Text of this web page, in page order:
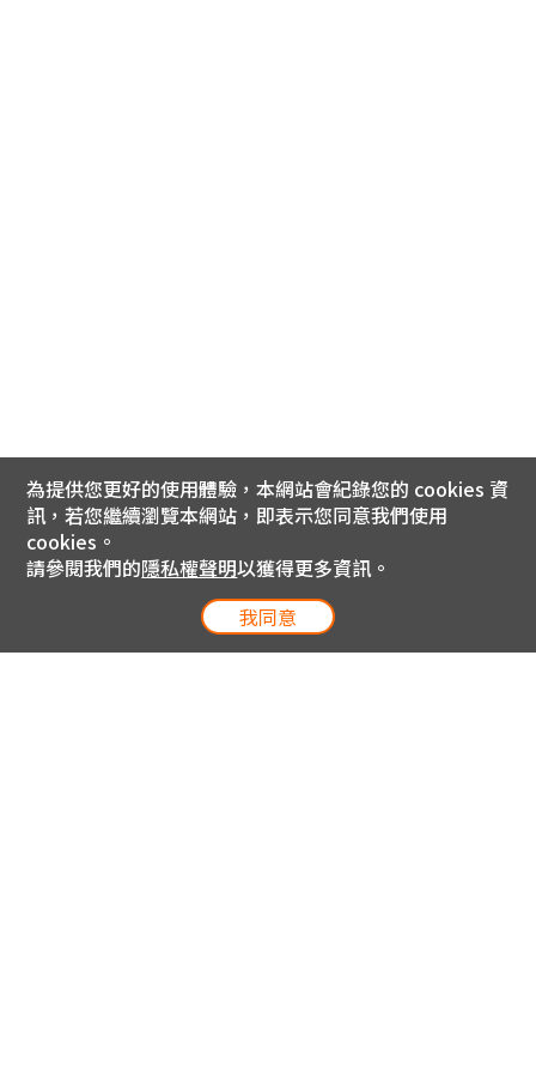
為提供您更好的使用體驗，本網站會紀錄您的 cookies 資
訊，若您繼續瀏覽本網站，即表示您同意我們使用
cookies。
請參閱我們的隱私權聲明以獲得更多資訊。
我同意